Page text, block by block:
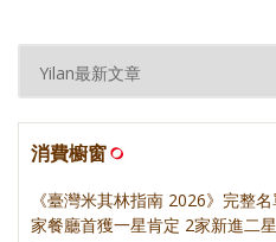
消費櫥窗
《臺灣米其林指南 2026》完整
家餐廳首獲一星肯定 2家新進二